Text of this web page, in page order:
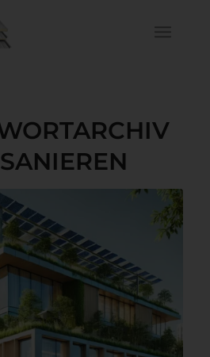
SANIEREN